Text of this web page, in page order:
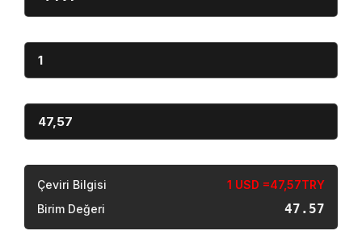
Çeviri Bilgisi
1 USD =47,57TRY
Birim Değeri
47.57